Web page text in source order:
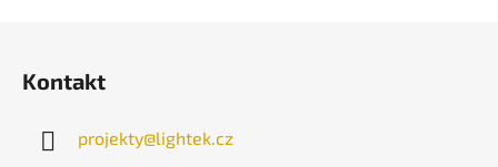
Kontakt
projekty@lightek.cz